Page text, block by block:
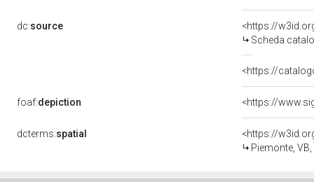
dc:source
<https://
Scheda
<https://
foaf:depiction <https://
dcterms:spatial
<https://
Piemonte,